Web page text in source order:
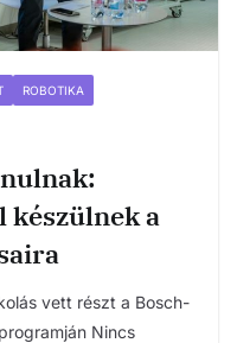
ROBOTIKA
készülnek a
vett részt a Bosch-
Nincs